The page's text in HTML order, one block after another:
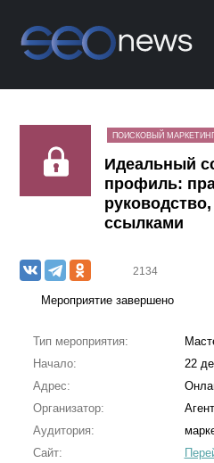
ПОИСКОВЫЙ
Идеальный
профиль:
ссылками
2134
Мероприятие завершено
Тип мероприятия:
Начало:
22
Адрес:
Организатор:
Аудитория:
Сайт: